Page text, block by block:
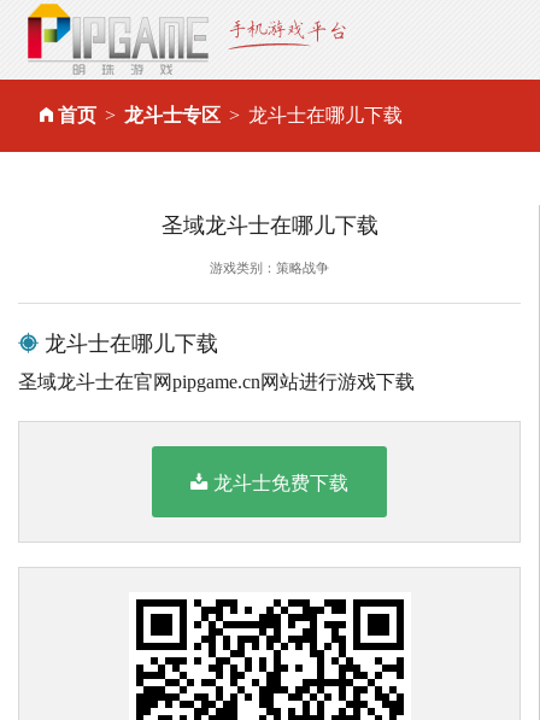
首页 龙斗士专区 龙斗士在哪儿下载
圣域龙斗士在哪儿下载
游戏类别：策略战争
龙斗士在哪儿下载
圣域龙斗士在官网pipgame.cn网站进行游戏下载
龙斗士免费下载